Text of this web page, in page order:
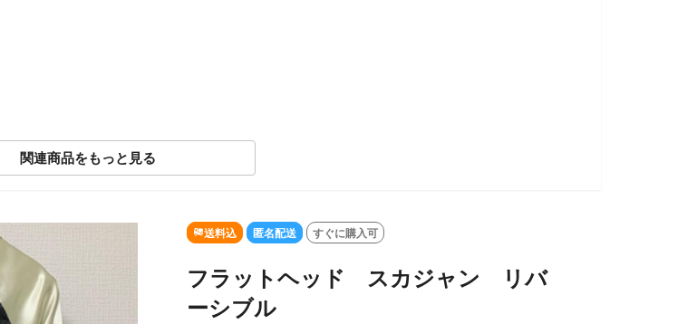
関連商品をもっと見る
SOLD OUT
送料込 匿名配送 すぐに購入可
フラットヘッド スカジャン リバ
ーシブル